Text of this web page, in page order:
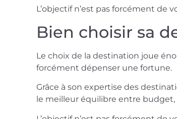
L’objectif n’est pas forcément de
Bien choisir sa
Le choix de la destination joue
forcément dépenser une fortune.
Grâce à son expertise des
le meilleur équilibre entre